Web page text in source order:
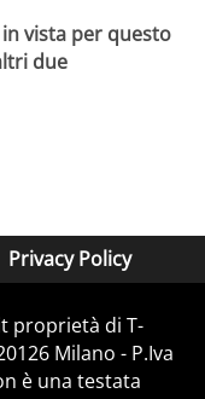
vista per questo
due
Privacy Policy
proprietà di T-
Milano - P.Iva
è una testata